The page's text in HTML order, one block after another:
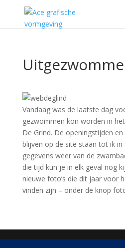
Vandaag was de laatste dag
gezwommen kon worden in
De Grind. De openingstijden
blijven op de site staan tot ik
gegevens weer van de
die tijd kun je in elk geval nog
nieuwe foto’s die dit jaar voor
vinden zijn – onder de knop